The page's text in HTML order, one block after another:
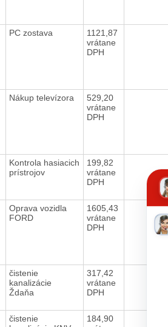
PC zostava
1121,87
vrátane
DPH
Nákup televízora
529,20
vrátane
DPH
Kontrola hasiacich
prístrojov
199,82
vrátane
DPH
Oprava vozidla
FORD
1605,43
vrátane
DPH
čistenie
kanalizácie
Ždaňa
317,42
vrátane
DPH
čistenie
184,90
píše